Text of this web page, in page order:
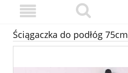
Ściągaczka do podłóg 75cm